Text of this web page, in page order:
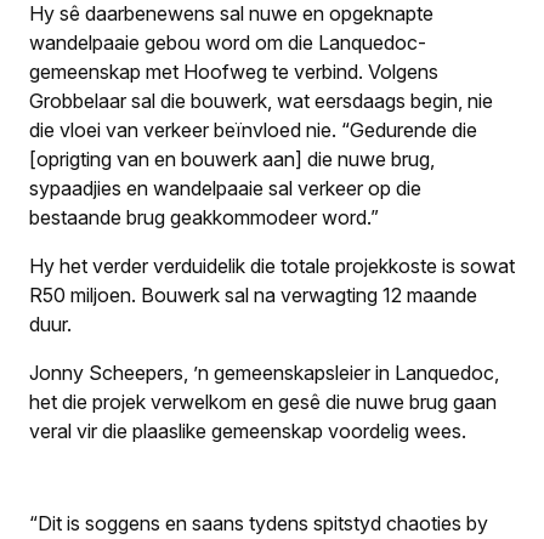
Hy sê daarbenewens sal nuwe en opgeknapte
wandelpaaie gebou word om die Lanquedoc-
gemeenskap met Hoofweg te verbind. Volgens
Grobbelaar sal die bouwerk, wat eersdaags begin, nie
die vloei van verkeer beïnvloed nie. “Gedurende die
[oprigting van en bouwerk aan] die nuwe brug,
sypaadjies en wandelpaaie sal verkeer op die
bestaande brug geakkommodeer word.”
Hy het verder verduidelik die totale projekkoste is sowat
R50 miljoen. Bou­werk sal na verwagting 12 maande
duur.
Jonny Scheepers, ’n gemeenskapsleier in Lanquedoc,
het die projek verwelkom en gesê die nuwe brug gaan
veral vir die plaaslike gemeenskap voordelig wees.
“Dit is soggens en saans tydens spitstyd chaoties by